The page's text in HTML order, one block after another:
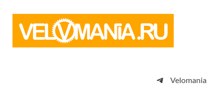
просто
Velomania